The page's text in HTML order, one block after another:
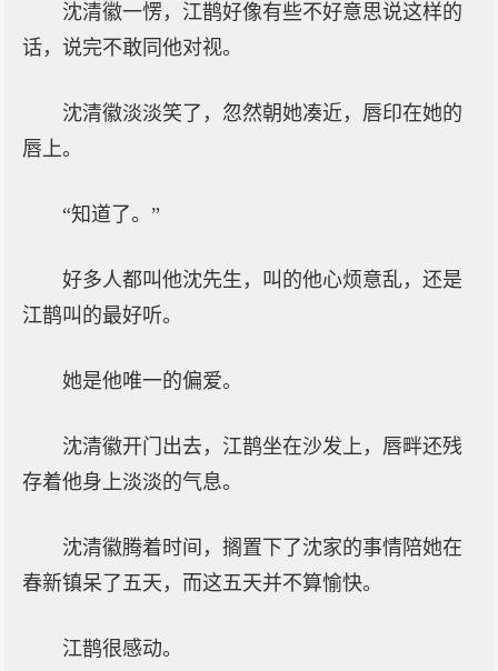
沈清徽一愣，江鹊好像有些不好意思说这样的
话，说完不敢同他对视。
沈清徽淡淡笑了，忽然朝她凑近，唇印在她的
唇上。
“知道了。”
好多人都叫他沈先生，叫的他心烦意乱，还是
江鹊叫的最好听。
她是他唯一的偏爱。
沈清徽开门出去，江鹊坐在沙发上，唇畔还残
存着他身上淡淡的气息。
沈清徽腾着时间，搁置下了沈家的事情陪她在
春新镇呆了五天，而这五天并不算愉快。
江鹊很感动。